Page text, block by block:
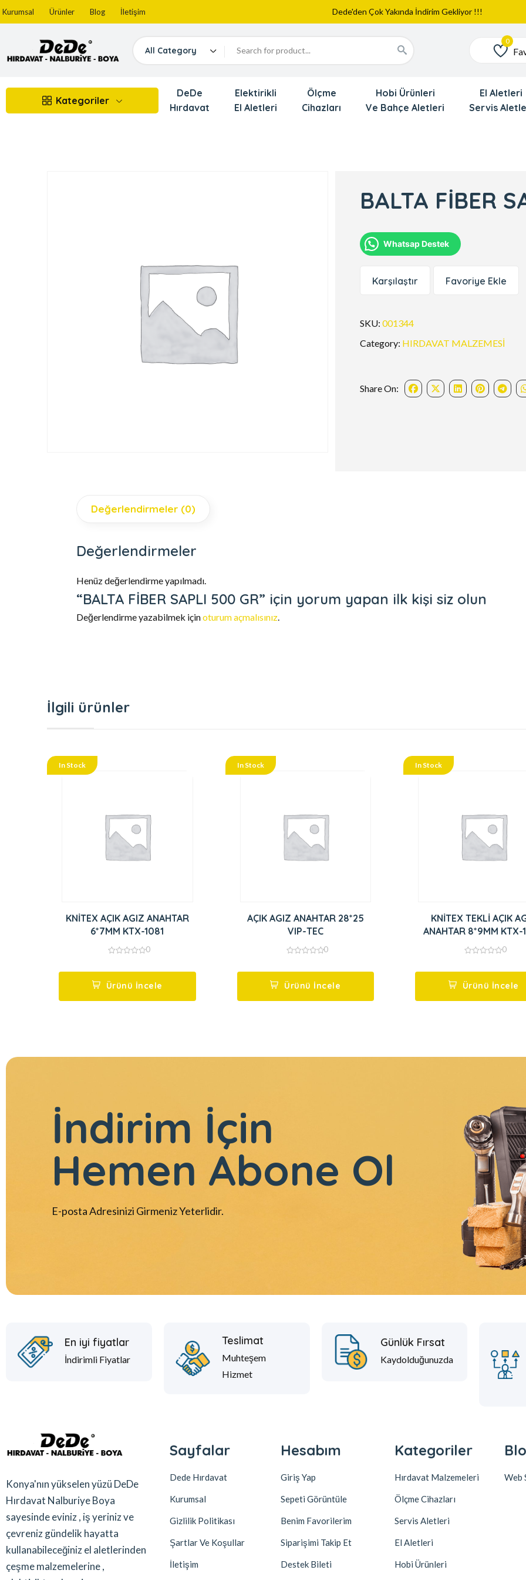
Kurumsal Ürünler Blog İletişim
Web Sitemiz Yayında
Yeni Eklenen Ürünlerimizi İnceledinizmi ?
All Category Favoriler
Kategoriler
DeDe
Hırdavat
Elektirikli
El Aletleri
Ölçme
Cihazları
Hobi Ürünleri
Ve Bahçe Aletleri
El Aletleri
Servis
BALTA FİBER
Whatsap Destek
Karşılaştır Favoriye Ekle
SKU:001344
Category: HIRDAVAT MALZEMESİ
Share On:
Değerlendirmeler (0)
Değerlendirmeler
Henüz değerlendirme yapılmadı.
“BALTA FİBER SAPLI 500 GR” için yorum yapan ilk kişi siz olun
Değerlendirme yazabilmek içinoturum açmalısınız.
İlgili ürünler
In Stock
KNİTEX AÇIK AGIZ ANAHTAR
6*7MM KTX-1081
5
0
Ürünü İncele
In Stock
AÇIK AGIZ ANAHTAR 28*25
VIP-TEC
5
0
Ürünü İncele
In Stock
KNİTEX TEKLİ AÇIK
ANAHTAR 8*9MM KTX-
5
0
Ürünü İncele
İndirim İçin
Hemen Abone Ol
E-posta Adresinizi Girmeniz Yeterlidir.
En iyi fiyatlar
İndirimli Fiyatlar
Teslimat
Muhteşem
Hizmet
Günlük Fırsat
Kaydolduğunuzda
Konya'nın yükselen yüzü DeDe
Hırdavat Nalburiye Boya
sayesinde eviniz , iş yeriniz ve
çevreniz gündelik hayatta
kullanabileceğiniz el aletlerinden
çeşme malzemelerine ,
Sayfalar
Dede Hırdavat
Kurumsal
Gizlilik Politikası
Şartlar Ve Koşullar
İletişim
Hesabım
Giriş Yap
Sepeti Görüntüle
Benim Favorilerim
Siparişimi Takip Et
Destek Bileti
Kategoriler
Hırdavat Malzemeleri
Ölçme Cihazları
Servis Aletleri
El Aletleri
Hobi Ürünleri
Web